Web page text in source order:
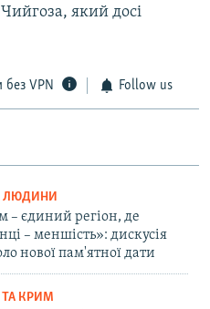
який досі
без VPN Follow us
ЛЮДИНИ
– єдиний регіон, де
– меншість»: дискусія
нової пам'ятної дати
ТА КРИМ